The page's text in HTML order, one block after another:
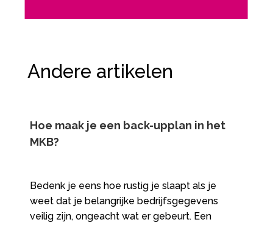
Andere artikelen
Hoe maak je een back-upplan in het
MKB?
Bedenk je eens hoe rustig je slaapt als je
weet dat je belangrijke bedrijfsgegevens
veilig zijn, ongeacht wat er gebeurt. Een